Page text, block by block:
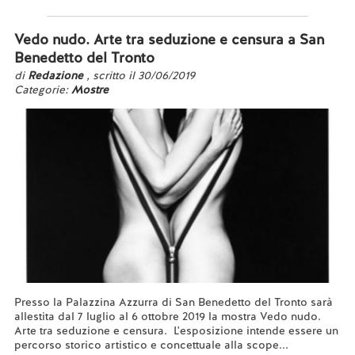
Vedo nudo. Arte tra seduzione e censura a San
Benedetto del Tronto
di Redazione , scritto il 30/06/2019
Categorie:Mostre
Presso la Palazzina Azzurra di San Benedetto del Tronto sarà
allestita dal 7 luglio al 6 ottobre 2019 la mostra Vedo nudo.
Arte tra seduzione e censura. L'esposizione intende essere un
percorso storico artistico e concettuale alla scope...